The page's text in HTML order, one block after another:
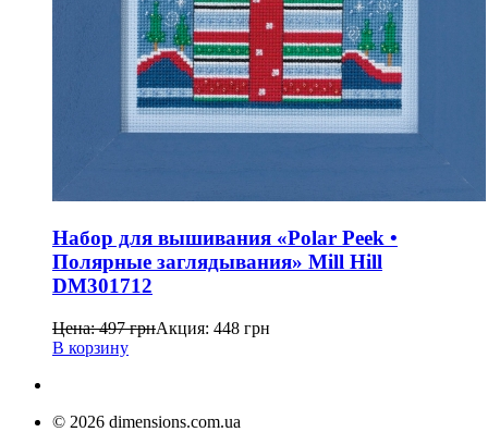
Набор для вышивания «Polar Peek •
Полярные заглядывания» Mill Hill
DM301712
Цена:497грнАкция: 448 грн
В корзину
© 2026 dimensions.com.ua